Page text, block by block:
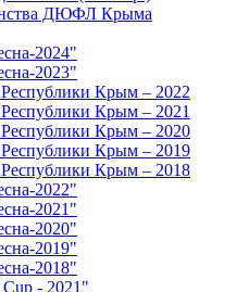
ДЮФЛ Крыма
2024"
2023"
Крым – 2022
Крым – 2021
Крым – 2020
Крым – 2019
Крым – 2018
2022"
2021"
2020"
2019"
2018"
- 2021"